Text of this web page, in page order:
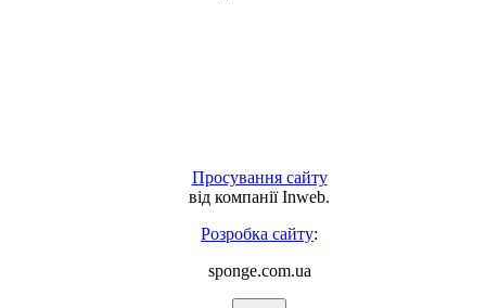
Просування сайту
від компанії Inweb.
Розробка сайту:
sponge.com.ua